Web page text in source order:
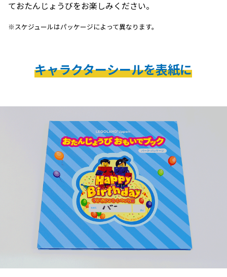
ておたんじょうびをお楽しみください。
※スケジュールはパッケージによって異なります。
キャラクターシールを表紙に